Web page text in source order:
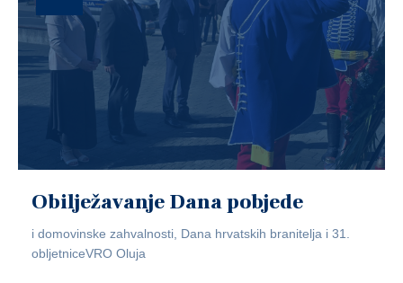
Obilježavanje Dana pobjede
i domovinske zahvalnosti, Dana hrvatskih branitelja i 31.
obljetniceVRO Oluja